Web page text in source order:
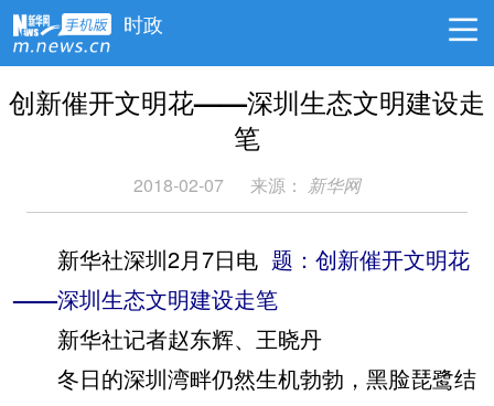
时政
创新催开文明花——深圳生态文明建设走
笔
2018-02-07 来源： 新华网
新华社深圳2月7日电 题：创新催开文明花
——深圳生态文明建设走笔
新华社记者赵东辉、王晓丹
冬日的深圳湾畔仍然生机勃勃，黑脸琵鹭结